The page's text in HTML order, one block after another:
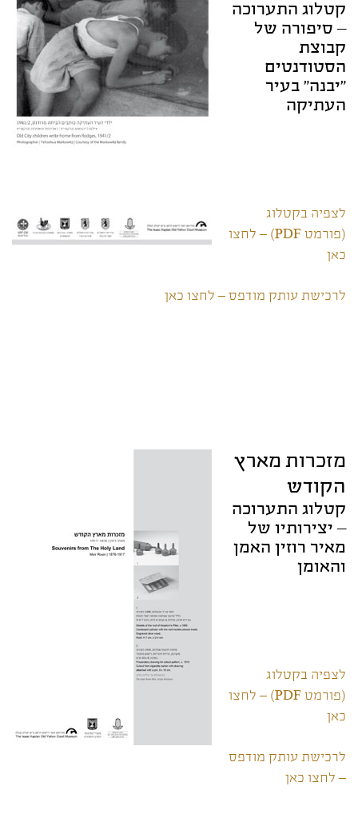
קטלוג התערוכה
– סיפורה של
קבוצת
הסטודנטים
"יבנה" בעיר
העתיקה
לצפיה בקטלוג
(פורמט PDF) – לחצו
כאן
לרכישת עותק מודפס – לחצו כאן
מזכרות מארץ
הקודש
קטלוג התערוכה
– יצירותיו של
מאיר רוזין האמן
והאומן
לצפיה בקטלוג
(פורמט PDF) – לחצו
כאן
לרכישת עותק מודפס
– לחצו כאן